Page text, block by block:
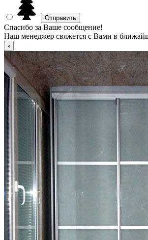
Спасибо за Ваше сообщение!
Наш менеджер свяжется с Вами в